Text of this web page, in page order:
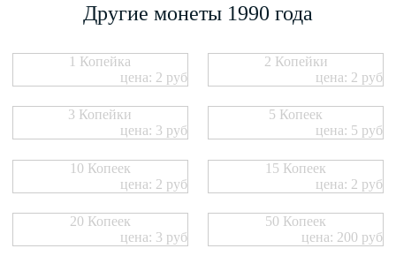
Другие монеты 1990 года
1 Копейка
цена: 2 руб
2 Копейки
цена: 2 руб
3 Копейки
цена: 3 руб
5 Копеек
цена: 5 руб
10 Копеек
цена: 2 руб
15 Копеек
цена: 2 руб
20 Копеек
цена: 3 руб
50 Копеек
цена: 200 руб